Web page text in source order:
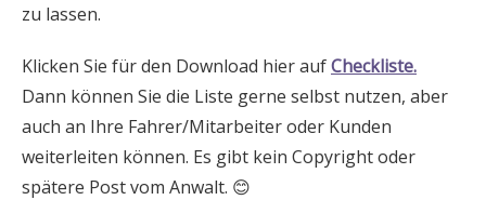
zu lassen.
Klicken Sie für den Download hier aufCheckliste.
Dann können Sie die Liste gerne selbst nutzen, aber
auch an Ihre Fahrer/Mitarbeiter oder Kunden
weiterleiten können. Es gibt kein Copyright oder
spätere Post vom Anwalt. 😊